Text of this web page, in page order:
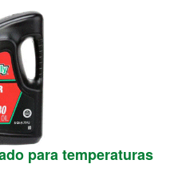
para temperaturas